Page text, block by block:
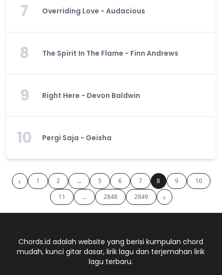
7 Overriding Love - Audacious
8 The Spirit In The Flame - Finn Andrews
9 Right Here - Devon Baldwin
10 Pergi Saja - Geisha
‹ 1 2 ... 5 6 7 8 9
10
11
... 2848 2849 ›
Chords.id adalah website yang berisi kumpulan chord
mudah, kunci gitar dasar, lirik lagu dan terjemahan lirik
lagu terbaru.